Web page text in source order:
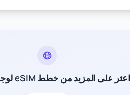
اعثر على المزيد من خطط eSIM لوجهات أخرى